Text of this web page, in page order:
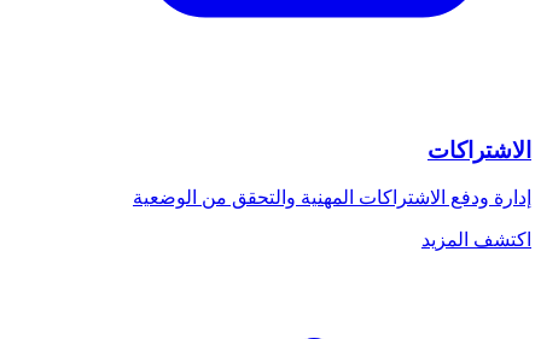
الاشتراكات
إدارة ودفع الاشتراكات المهنية والتحقق من الوضعية
اكتشف المزيد